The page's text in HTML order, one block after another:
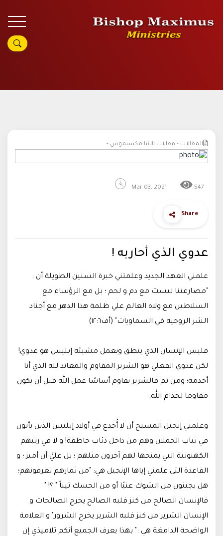
المقالات - مقالات الانبا مكسيموس -
Mar 03, 2021 547
Share
عدوي الذي أحاربه !
علمني العهد الجديد وعلمتني خبرة السنين الطويلة أن :
"مصارعتنا ليست مع دم و لحم ؛ بل مع الرؤساء مع
السلاطين مع ولاه العالم علي ظلمة هذا الدهر مع أجناد
الشر الروحية في السماويات" (أف١٢:٦)
فليس الإنسان الذي ينطق ويعمل مشيئه إبليس هو عدوي!
لكن عدوي الفعلي هو الشرير المقاوم والمعاند لله الذي أنا
أخدمه؛ ومن ثم فالشرير يقاوم أساسًا عمل الله قبل أن يكون
مقاوما لخدام الله.
وعلمني إنجيل المسيح أن لا أُخدع في أولاد إبليس الذين يأتون
في ثياب الحملان وهم من داخل ذئاب خاطفة! و لا في رتبهم
الكهنوتية التي يمنحها لهم آخرون مثلهم ؛ بل عليَّ أن أميز ؛ و
القاعدة التي علمني إياها الإنجيل هي: "من ثمارهم تعرفونهم؛
هل يجتنون من الشوك عنبًا أو من الحسك تيناً " ؟! "
فالإنسان الصالح من كنز قلبه الصالح يخرج الصالحات و
الإنسان الشرير من كنز قلبه الشرير يخرج الشرور" و العلامة
الواضحة الدامغة هي :" بهذا يعرف الجميع أنكم تلاميذي إن